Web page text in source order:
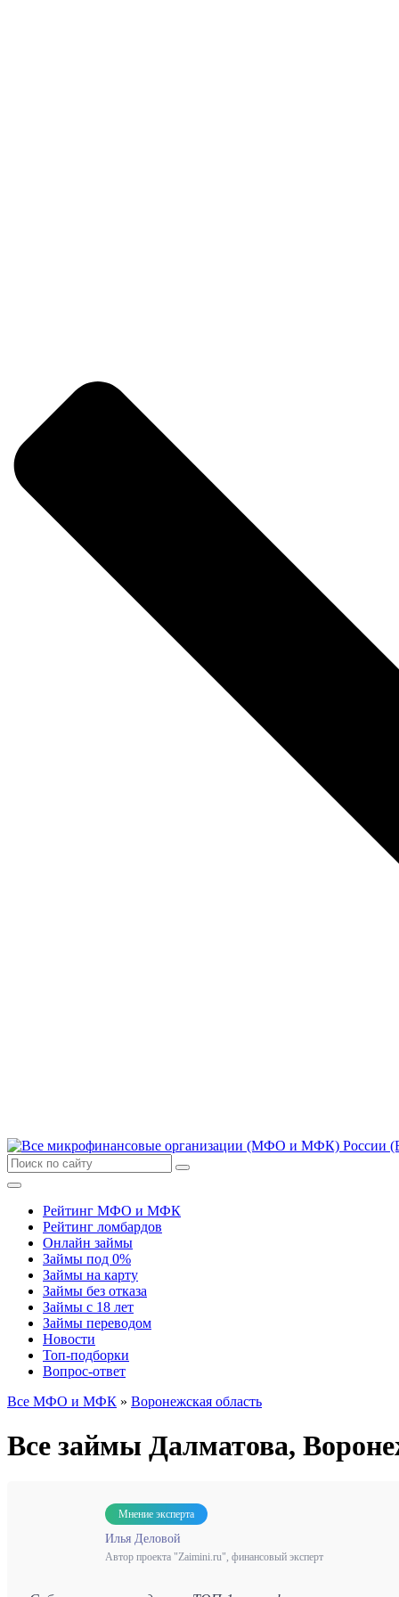
Рейтинг МФО и МФК
Рейтинг ломбардов
Онлайн займы
Займы под 0%
Займы на карту
Займы без отказа
Займы с 18 лет
Займы переводом
Новости
Топ-подборки
Вопрос-ответ
Все МФО и МФК » Воронежская область
Все займы Далматова,
Мнение эксперта
Илья Деловой
Автор проекта "Zaimini.ru", финансовый эксперт